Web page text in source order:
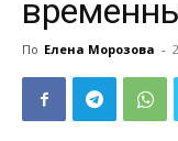
По Елена Морозова -